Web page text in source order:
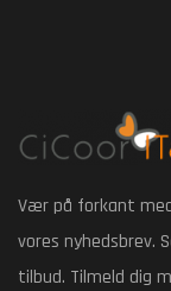
Vær på forkant
vores nyhedsbrev.
tilbud. Tilmeld dig